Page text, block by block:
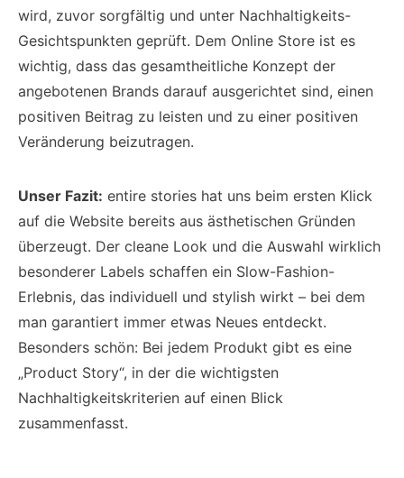
wird, zuvor sorgfältig und unter Nachhaltigkeits-
Gesichtspunkten geprüft. Dem Online Store ist es
wichtig, dass das gesamtheitliche Konzept der
angebotenen Brands darauf ausgerichtet sind, einen
positiven Beitrag zu leisten und zu einer positiven
Veränderung beizutragen.
Unser Fazit: entire stories hat uns beim ersten Klick
auf die Website bereits aus ästhetischen Gründen
überzeugt. Der cleane Look und die Auswahl wirklich
besonderer Labels schaffen ein Slow-Fashion-
Erlebnis, das individuell und stylish wirkt – bei dem
man garantiert immer etwas Neues entdeckt.
Besonders schön: Bei jedem Produkt gibt es eine
„Product Story“, in der die wichtigsten
Nachhaltigkeitskriterien auf einen Blick
zusammenfasst.